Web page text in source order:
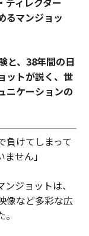
マンジョッ
と、38年間の日
ットが説く、世
ニケーションの
負けてしまって
せん」
ジョットは、
像など多彩な広